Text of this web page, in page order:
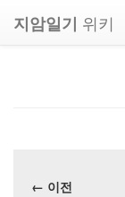
지암일기 위키
← 이전